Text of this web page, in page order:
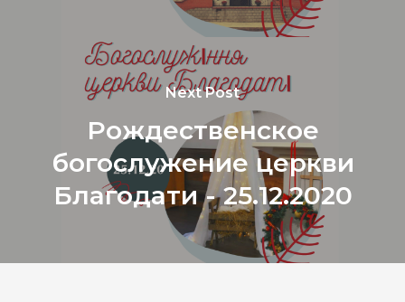
Next Post
Рождественское
богослужение церкви
Благодати - 25.12.2020